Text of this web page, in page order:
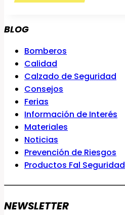
BLOG
Bomberos
Calidad
Calzado de Seguridad
Consejos
Ferias
Información de Interés
Materiales
Noticias
Prevención de Riesgos
Productos Fal Seguridad
NEWSLETTER